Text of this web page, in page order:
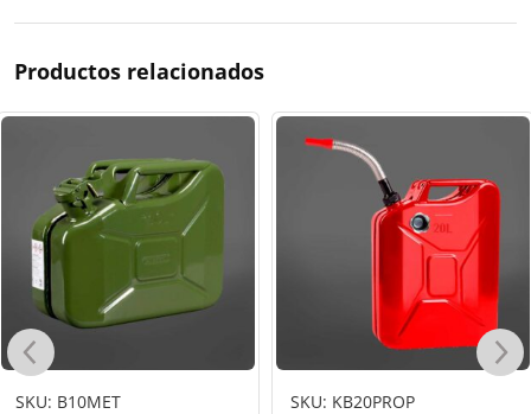
Productos relacionados
SKU: B10MET SKU: KB20PROP